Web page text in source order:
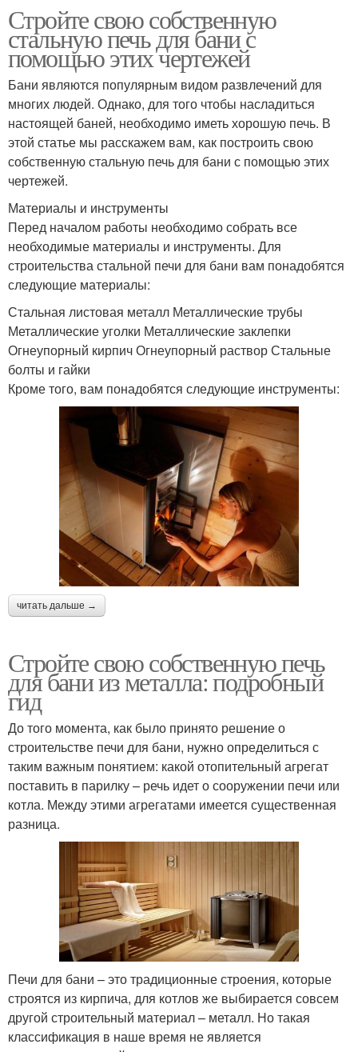
Стройте свою собственную
стальную печь для бани с
помощью этих чертежей
Бани являются популярным видом развлечений для
многих людей. Однако, для того чтобы насладиться
настоящей баней, необходимо иметь хорошую печь. В
этой статье мы расскажем вам, как построить свою
собственную стальную печь для бани с помощью этих
чертежей.
Материалы и инструменты
Перед началом работы необходимо собрать все
необходимые материалы и инструменты. Для
строительства стальной печи для бани вам понадобятся
следующие материалы:
Стальная листовая металл Металлические трубы
Металлические уголки Металлические заклепки
Огнеупорный кирпич Огнеупорный раствор Стальные
болты и гайки
Кроме того, вам понадобятся следующие инструменты:
читать дальше →
Стройте свою собственную печь
для бани из металла: подробный
гид
До того момента, как было принято решение о
строительстве печи для бани, нужно определиться с
таким важным понятием: какой отопительный агрегат
поставить в парилку – речь идет о сооружении печи или
котла. Между этими агрегатами имеется существенная
разница.
Печи для бани – это традиционные строения, которые
строятся из кирпича, для котлов же выбирается совсем
другой строительный материал – металл. Но такая
классификация в наше время не является